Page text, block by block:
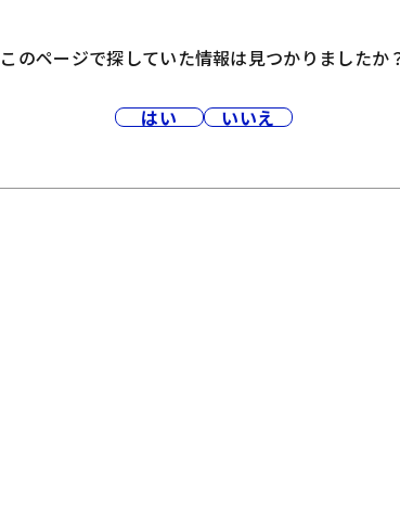
このページで探していた情報は見つかりましたか
はい いいえ